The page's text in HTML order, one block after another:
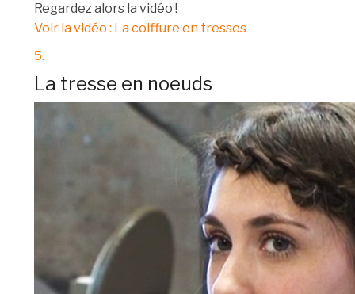
Regardez alors la vidéo !
Voir la vidéo : La coiffure en tresses
5.
La tresse en noeuds